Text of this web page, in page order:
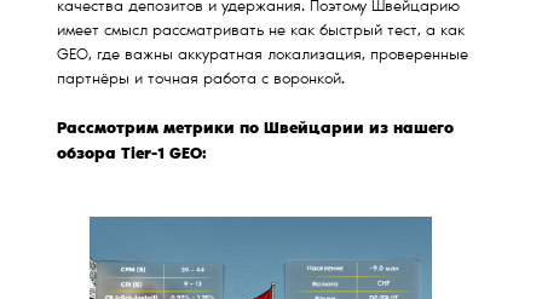
качества депозитов и удержания. Поэтому Швейцарию
имеет смысл рассматривать не как быстрый тест, а как
GEO, где важны аккуратная локализация, проверенные
партнёры и точная работа с воронкой.
Рассмотрим метрики по Швейцарии из нашего
обзора Tier-1 GEO: